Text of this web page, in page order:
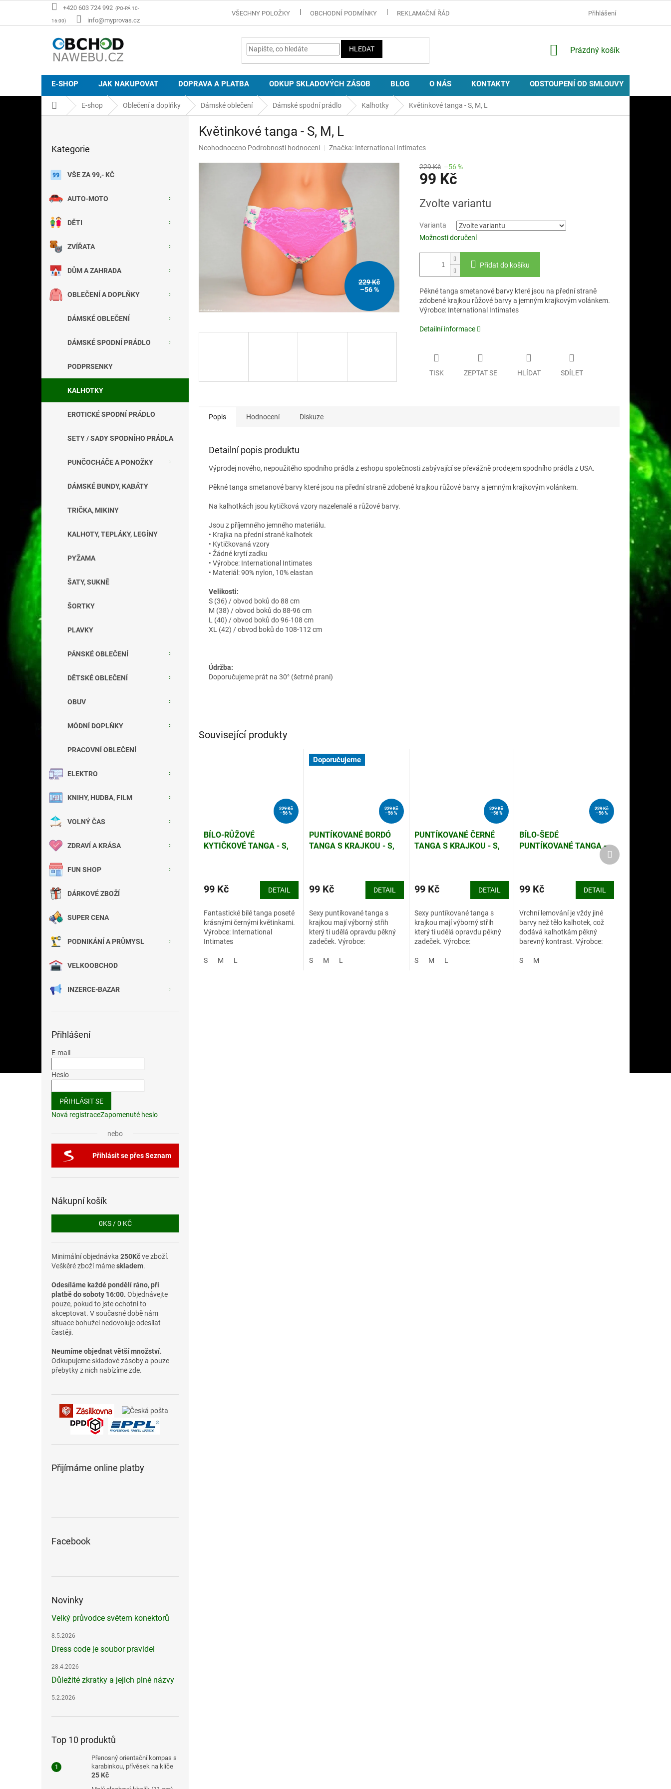
+420 603 724 992
info@myprovas.cz
VŠECHNY POLOŽKY OBCHODNÍ PODMÍNKY REKLAMAČNÍ ŘÁD ZÁSADY POUŽÍVÁNÍ COOKIES
Přihlášení
HLEDAT
NÁKUPNÍ
Prázdný košík
E-SHOP JAK NAKUPOVAT DOPRAVA A PLATBA ODKUP SKLADOVÝCH ZÁSOB BLOG O NÁS KONTAKTY ODSTOUPENÍ OD SMLOUVY
Domů E-shop Oblečení a doplňky Dámské oblečení Dámské spodní prádlo Kalhotky Květinkové tanga - S, M, L
kategorie
Kategorie
VŠE ZA 99,- KČ
AUTO-MOTO
DĚTI
ZVÍŘATA
DŮM A ZAHRADA
OBLEČENÍ A DOPLŇKY
DÁMSKÉ OBLEČENÍ
DÁMSKÉ SPODNÍ PRÁDLO
PODPRSENKY
KALHOTKY
EROTICKÉ SPODNÍ PRÁDLO
SETY / SADY SPODNÍHO PRÁDLA
PUNČOCHÁČE A PONOŽKY
DÁMSKÉ BUNDY, KABÁTY
TRIČKA, MIKINY
KALHOTY, TEPLÁKY, LEGÍNY
PYŽAMA
ŠATY, SUKNĚ
ŠORTKY
PLAVKY
PÁNSKÉ OBLEČENÍ
DĚTSKÉ OBLEČENÍ
OBUV
MÓDNÍ DOPLŇKY
PRACOVNÍ OBLEČENÍ
ELEKTRO
KNIHY, HUDBA, FILM
VOLNÝ ČAS
ZDRAVÍ A KRÁSA
FUN SHOP
DÁRKOVÉ ZBOŽÍ
SUPER CENA
PODNIKÁNÍ A PRŮMYSL
VELKOOBCHOD
INZERCE-BAZAR
Přihlášení
E-mail
Heslo
PŘIHLÁSIT SE
Nová registraceZapomenuté heslo
nebo
Přihlásit se přes Seznam
Nákupní košík
0KS /0 KČ
Minimální objednávka 250Kčve zboží.
Veškěré zboží mámeskladem.
Odesíláme každé pondělí ráno, při
platbě do soboty 16:00. Objednávejte
pouze, pokud to jste ochotni to
akceptovat. V současné době nám
situace bohužel nedovoluje odesílat
častěji.
Neumíme objednat větší množství.
Odkupujeme skladové zásoby a pouze
přebytky z nich nabízíme zde.
Přijímáme online platby
Facebook
Novinky
Velký průvodce světem konektorů
8.5.2026
Dress code je soubor pravidel
28.4.2026
Důležité zkratky a jejich plné názvy
5.2.2026
Top 10 produktů
Přenosný orientační kompas s
karabinkou, přívěsek na klíče
25 Kč
Květinkové tanga - S, M, L
Průměrné
Neohodnoceno Podrobnosti hodnocení Značka: International Intimates
229 Kč
–56 %
229 Kč –56 %
99 Kč
cena:
Zvolte variantu
Varianta
Možnosti doručení
Přidat do košíku
Pěkné tanga smetanové barvy které jsou na přední straně
zdobené krajkou růžové barvy a jemným krajkovým volánkem.
Výrobce: International Intimates
Detailní informace
TISK ZEPTAT SE HLÍDAT SDÍLET
Popis Hodnocení Diskuze
Detailní popis produktu
Výprodej nového, nepoužitého spodního prádla z eshopu společnosti zabývající se převážně prodejem spodního prádla z USA.
Pěkné tanga smetanové barvy které jsou na přední straně zdobené krajkou růžové barvy a jemným krajkovým volánkem.
Na kalhotkách jsou kytičková vzory nazelenalé a růžové barvy.
Jsou z příjemného jemného materiálu.
• Krajka na přední straně kalhotek
• Kytičkovaná vzory
• Žádné krytí zadku
• Výrobce: International Intimates
• Materiál: 90% nylon, 10% elastan
Velikosti:
S (36) / obvod boků do 88 cm
M (38) / obvod boků do 88-96 cm
L (40) / obvod boků do 96-108 cm
XL (42) / obvod boků do 108-112 cm
Údržba:
Doporučujeme prát na 30° (šetrné praní)
Související produkty
229 Kč
–56 %
BÍLO-RŮŽOVÉ
KYTIČKOVÉ TANGA - S,
99 Kč DETAIL
Fantastické bílé tanga poseté
krásnými černými květinkami.
Výrobce: International
Intimates
S M L
Doporučujeme
229 Kč
–56 %
PUNTÍKOVANÉ BORDÓ
TANGA S KRAJKOU - S,
99 Kč DETAIL
Sexy puntíkované tanga s
krajkou mají výborný střih
který ti udělá opravdu pěkný
zadeček. Výrobce:
S
M L
229 Kč
–56 %
PUNTÍKOVANÉ ČERNÉ
TANGA S KRAJKOU - S,
99 Kč DETAIL
Sexy puntíkované tanga s
krajkou mají výborný střih
který ti udělá opravdu pěkný
zadeček. Výrobce:
S
M L
229 Kč
–56 %
BÍLO-ŠEDÉ
PUNTÍKOVANÉ TANGA -
99 Kč DETAIL
Vrchní lemování je vždy jiné
barvy než tělo kalhotek, což
dodává kalhotkám pěkný
barevný kontrast. Výrobce:
S
M
Další
produkt